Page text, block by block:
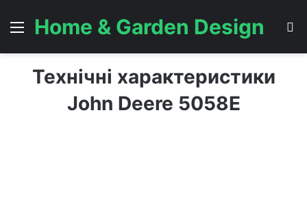
Menu
Home & Garden Design
Технічні характеристики
John Deere 5058E